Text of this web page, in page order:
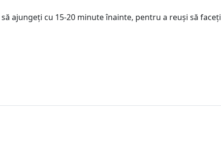
ajungeți cu 15-20 minute înainte, pentru a reuși să faceți